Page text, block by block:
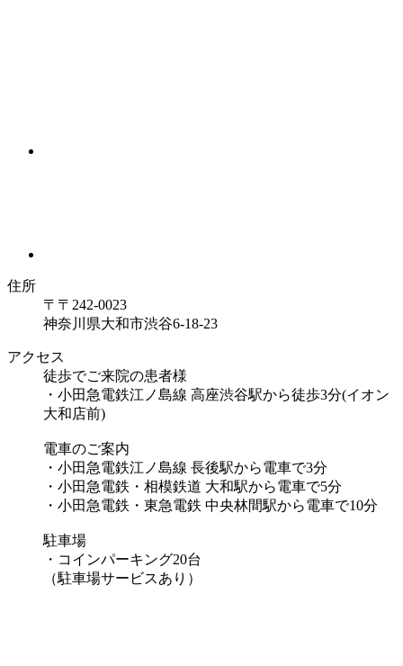
住所
〒〒242-0023
神奈川県大和市渋谷6-18-23
アクセス
徒歩でご来院の患者様
・小田急電鉄江ノ島線 高座渋谷駅から徒歩3分(イオン
大和店前)
電車のご案内
・小田急電鉄江ノ島線 長後駅から電車で3分
・小田急電鉄・相模鉄道 大和駅から電車で5分
・小田急電鉄・東急電鉄 中央林間駅から電車で10分
駐車場
・コインパーキング20台
（駐車場サービスあり）